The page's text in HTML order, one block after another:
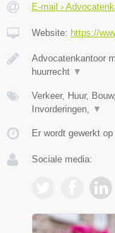
E-mail ›
Website: https://
Advocatenkantoor
huurrecht ▼
Verkeer, Huur,
Invorderingen,
▼
Er wordt gewerkt op
Sociale media: